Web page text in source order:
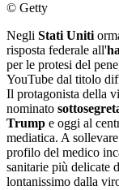
© Getty
Negli Stati Uniti
risposta federale all'
per le protesi del
YouTube dal titolo
Il protagonista della
nominato
Trump e oggi al
mediatica. A
profilo del medico
sanitarie più delicate
lontanissimo dalla